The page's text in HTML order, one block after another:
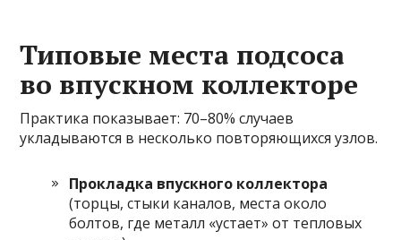
Типовые места подсоса
во впускном коллекторе
Практика показывает: 70–80% случаев
укладываются в несколько повторяющихся узлов.
Прокладка впускного коллектора
(торцы, стыки каналов, места около
болтов, где металл «устает» от тепловых